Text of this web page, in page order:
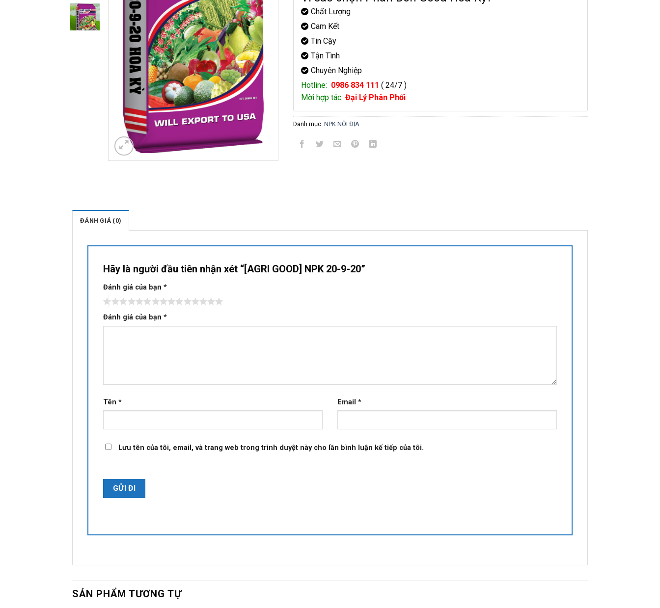
Chất Lượng
Cam Kết
Tin Cậy
Tận Tình
Chuyên Nghiệp
Hotline: 0986 834 111 ( 24/7 )
Mời hợp tác Đại Lý Phân Phối
Danh mục: NPK NỘI ĐỊA
ĐÁNH GIÁ (0)
Hãy là người đầu tiên nhận xét “[AGRI GOOD] NPK 20-9-20”
Đánh giá của bạn *
Đánh giá của bạn *
Tên * Email *
Lưu tên của tôi, email, và trang web trong trình duyệt này cho lần bình luận kế tiếp của tôi.
SẢN PHẨM TƯƠNG TỰ